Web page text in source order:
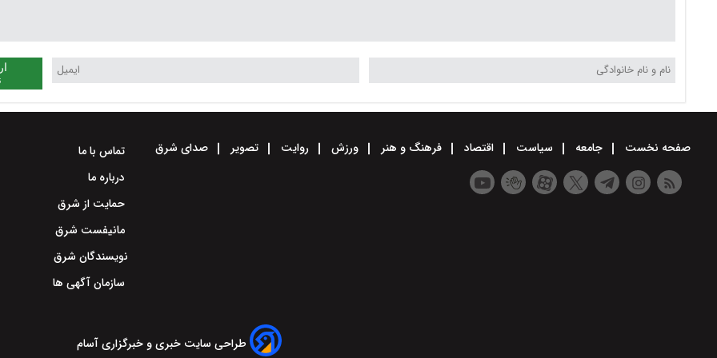
صفحه نخست جامعه سیاست اقتصاد فرهنگ و هنر ورزش روایت تصویر صدای شرق
تماس با ما
درباره ما
حمایت از شرق
مانیفست شرق
نویسندگان شرق
سازمان آگهی ها
طراحی سایت خبری و خبرگزاری آسام